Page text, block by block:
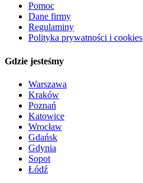
Pomoc
Dane firmy
Regulaminy
Polityka prywatności i cookies
Gdzie jesteśmy
Warszawa
Kraków
Poznań
Katowice
Wrocław
Gdańsk
Gdynia
Sopot
Łódź